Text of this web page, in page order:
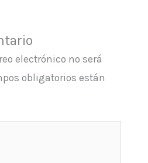
electrónico no será
obligatorios están